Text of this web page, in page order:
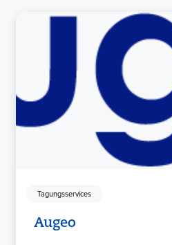
Tagungsservices
Augeo